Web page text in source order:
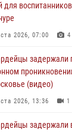
для
2026, 07:00 4
задержали
(видео)
2026, 13:36 1
задержали